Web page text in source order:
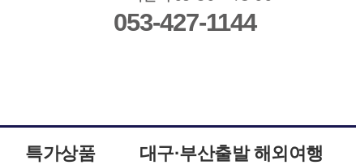
053-427-1144
특가상품 대구·부산출발 해외여행